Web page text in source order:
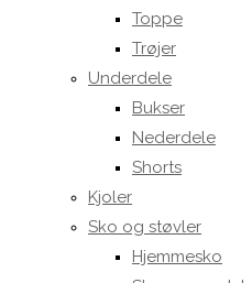
Toppe
Trøjer
Underdele
Bukser
Nederdele
Shorts
Kjoler
Sko og støvler
Hjemmesko